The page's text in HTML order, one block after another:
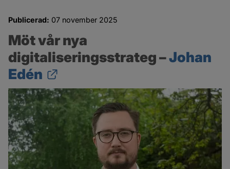
Publicerad: 07 november 2025
Möt vår nya
digitaliseringsstrateg – Johan
Edén